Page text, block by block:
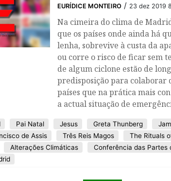
EURÍDICE MONTEIRO / 23 dez 2019
Na cimeira do clima de
que os países onde ainda há
lenha, sobrevive à custa da
ou corre o risco de ficar sem
de algum ciclone estão de
predisposição para colaborar
países que na prática mais
a actual situação de
Pai Natal Jesus Greta Thunberg
de Assis Três Reis Magos
The Rituals
Alterações Climáticas
Conferência das Partes